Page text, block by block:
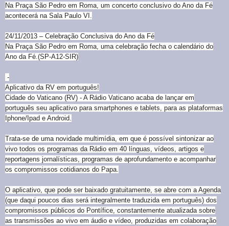
Na Praça São Pedro em Roma, um concerto conclusivo do Ano da Fé
acontecerá na Sala Paulo VI.
24/11/2013 – Celebração Conclusiva do Ano da Fé
Na Praça São Pedro em Roma, uma celebração fecha o calendário do
Ano da Fé.(SP-A12-SIR)
-
Aplicativo da RV em português!
Cidade do Vaticano (RV) - A Rádio Vaticano acaba de lançar em
português seu aplicativo para smartphones e tablets, para as plataformas
Iphone/Ipad e Android.
Trata-se de uma novidade multimídia, em que é possível sintonizar ao
vivo todos os programas da Rádio em 40 línguas, vídeos, artigos e
reportagens jornalísticas, programas de aprofundamento e acompanhar
os compromissos cotidianos do Papa.
O aplicativo, que pode ser baixado gratuitamente, se abre com a Agenda
(que daqui poucos dias será integralmente traduzida em português) dos
compromissos públicos do Pontífice, constantemente atualizada sobre
as transmissões ao vivo em áudio e vídeo, produzidas em colaboração